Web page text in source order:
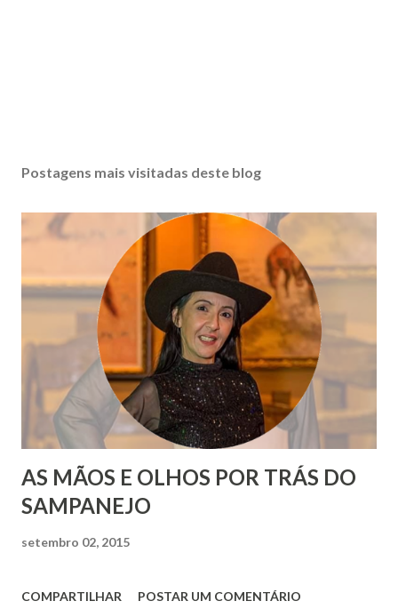
Postagens mais visitadas deste blog
AS MÃOS E OLHOS POR TRÁS DO
SAMPANEJO
setembro 02, 2015
COMPARTILHAR
POSTAR UM COMENTÁRIO